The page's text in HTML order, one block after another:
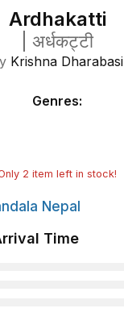
Ardhakatti
अर्धकट्टी
Krishna Dharabasi
Genres:
2 item left in stock!
Nepal
Time